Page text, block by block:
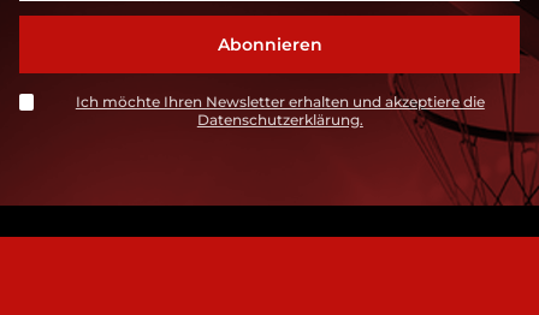
Ich möchte Ihren Newsletter erhalten und akzeptiere die
Datenschutzerklärung.